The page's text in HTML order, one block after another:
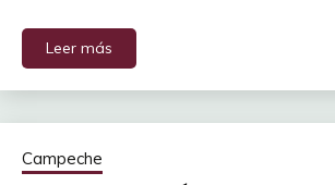
Leer más
Campeche